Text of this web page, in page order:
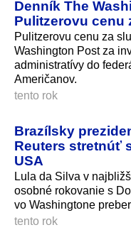
Denník The
Pulitzerovu cenu
Pulitzerovu cenu za
Washington Post za
administratívy do
Američanov.
tento rok
Brazílsky
Reuters stretnúť
USA
Lula da Silva v
osobné rokovanie s
vo Washingtone
tento rok